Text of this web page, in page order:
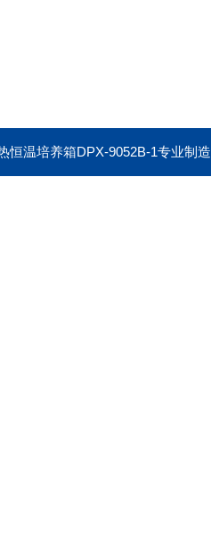
恒温培养箱DPX-9052B-1专业制造厂家